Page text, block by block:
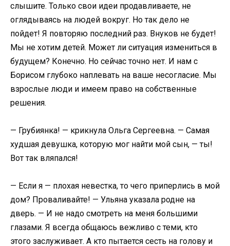
слышите. Только свои идеи продавливаете, не
оглядываясь на людей вокруг. Но так дело не
пойдет! Я повторяю последний раз. Внуков не будет!
Мы не хотим детей. Может ли ситуация измениться в
будущем? Конечно. Но сейчас точно нет. И нам с
Борисом глубоко наплевать на ваше несогласие. Мы
взрослые люди и имеем право на собственные
решения.
— Грубиянка! — крикнула Ольга Сергеевна. — Самая
худшая девушка, которую мог найти мой сын, — ты!
Вот так вляпался!
— Если я — плохая невестка, то чего приперлись в мой
дом? Проваливайте! — Ульяна указала родне на
дверь. — И не надо смотреть на меня большими
глазами. Я всегда общаюсь вежливо с теми, кто
этого заслуживает. А кто пытается сесть на голову и